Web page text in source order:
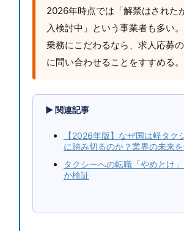
2026年時点では「解禁はされた
入検討中」という事業者も多い
乗務にこだわるなら、求人応募
に問い合わせることをすすめる。
▶ 関連記事
【2026年版】なぜ国は軽タク
に踏み切るのか？業界の未来
タクシーへの転職「やめとけ
か検証